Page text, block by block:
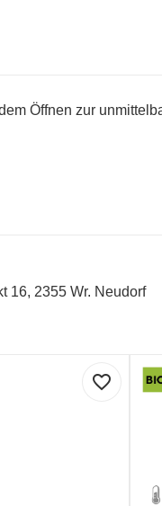
Öffnen zur
16, 2355 Wr. Neudorf
16, 2355 Wr. Neudorf
favorite_border